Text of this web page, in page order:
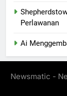
Perlawanan
Ai
Newsmatic -